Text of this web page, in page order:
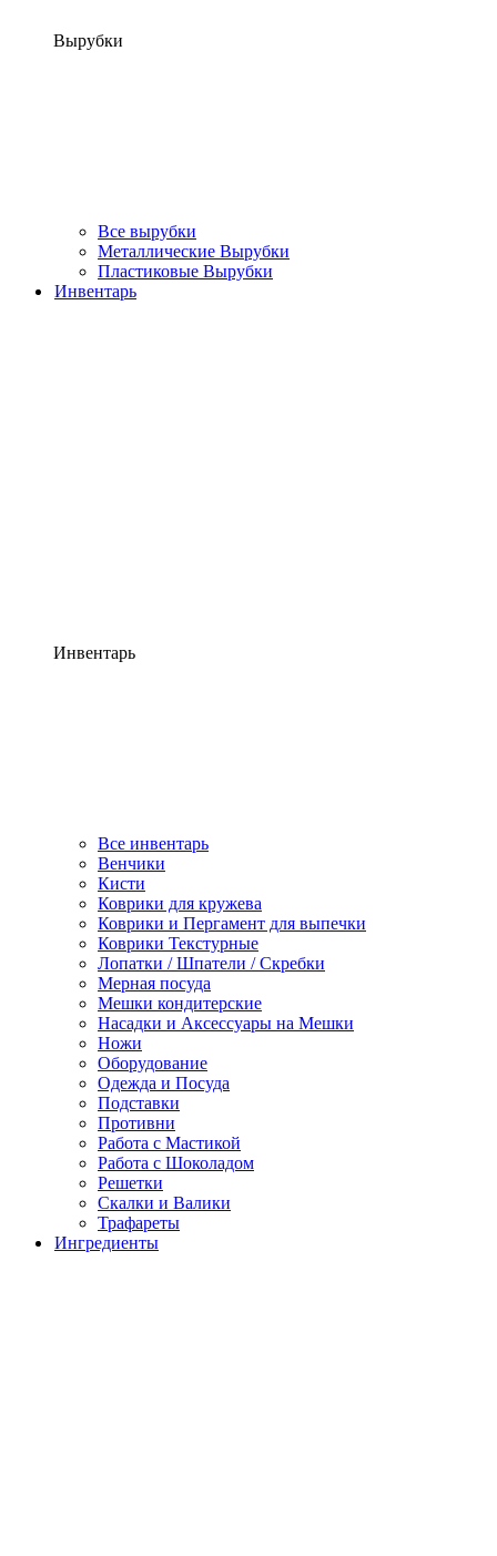
Вырубки
Все вырубки
Металлические Вырубки
Пластиковые Вырубки
Инвентарь
Инвентарь
Все инвентарь
Венчики
Кисти
Коврики для кружева
Коврики и Пергамент для выпечки
Коврики Текстурные
Лопатки / Шпатели / Скребки
Мерная посуда
Мешки кондитерские
Насадки и Аксессуары на Мешки
Ножи
Оборудование
Одежда и Посуда
Подставки
Противни
Работа с Мастикой
Работа с Шоколадом
Решетки
Скалки и Валики
Трафареты
Ингредиенты